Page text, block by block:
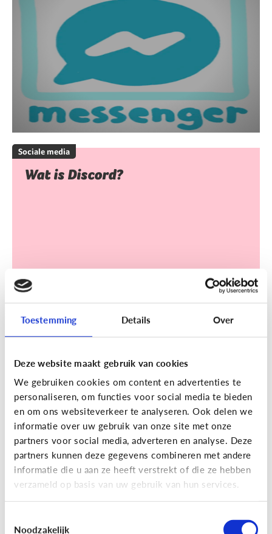
Toestemming Details Over
Deze website maakt gebruik van cookies
We gebruiken cookies om content en advertenties te
personaliseren, om functies voor social media te bieden
en om ons websiteverkeer te analyseren. Ook delen we
informatie over uw gebruik van onze site met onze
partners voor social media, adverteren en analyse. Deze
partners kunnen deze gegevens combineren met andere
informatie die u aan ze heeft verstrekt of die ze hebben
verzameld op basis van uw gebruik van hun services.
Noodzakelijk
Sociale media
Wat is Discord?
[Klik & Print]Een account
aanmaken op TikTok? Doe de
TikTok check!
Ontdek de checklist!